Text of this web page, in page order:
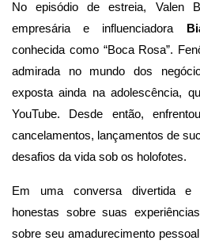
No episódio de estreia, Valen
empresária e influenciadora
conhecida como “Boca Rosa”.
admirada no mundo dos
exposta ainda na adolescência,
YouTube. Desde então,
cancelamentos, lançamentos de
desafios da vida sob os holofotes.
Em uma conversa divertida e
honestas sobre suas
sobre seu amadurecimento